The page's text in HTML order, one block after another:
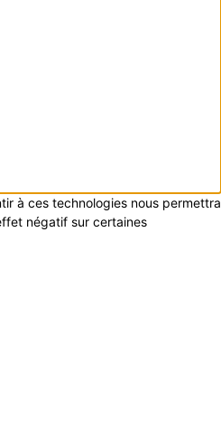
à ces technologies nous permettra
négatif sur certaines